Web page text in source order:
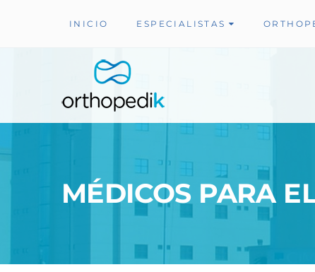
INICIO ESPECIALISTAS
MÉDICOS PARA